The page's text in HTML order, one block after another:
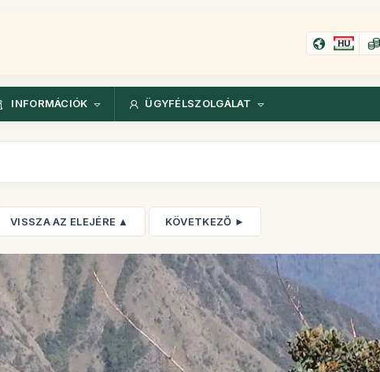
HU
INFORMÁCIÓK ÜGYFÉLSZOLGÁLAT
VISSZA AZ ELEJÉRE ▲ KÖVETKEZŐ ►